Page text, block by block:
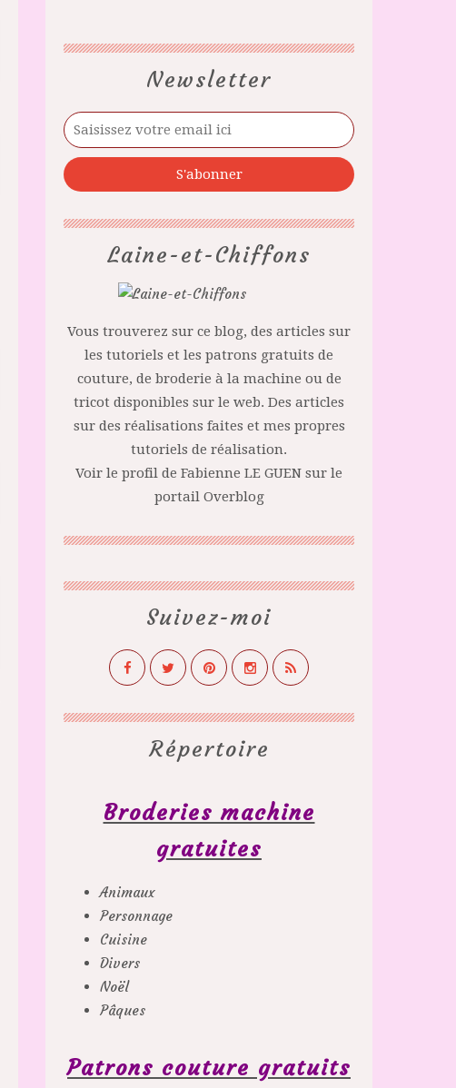
Newsletter
Laine-et-Chiffons
Vous trouverez sur ce blog, des articles sur
les tutoriels et les patrons gratuits de
couture, de broderie à la machine ou de
tricot disponibles sur le web. Des articles
sur des réalisations faites et mes propres
tutoriels de réalisation.
Voir le profil de Fabienne LE GUEN sur le
portail Overblog
Suivez-moi
Répertoire
Broderies machine
gratuites
Animaux
Personnage
Cuisine
Divers
Noël
Pâques
Patrons couture gratuits